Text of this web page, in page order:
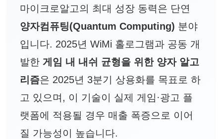
마이크로알고의 최대 성장 동력은 단연
양자컴퓨팅(Quantum Computing) 분야
입니다. 2025년 WiMi 홀로그램과 공동 개
발한 게임 내 내쉬 균형을 위한 양자 알고
리즘은 2025년 3분기 상용화를 목표로 하
고 있으며, 이 기술이 실제 게임·광고 플
랫폼에 적용될 경우 매출 폭증으로 이어
질 가능성이 높습니다.